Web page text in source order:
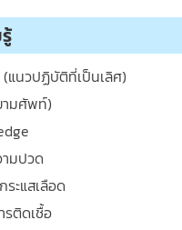
แนวปฏิบัติที่เป็นเลิศ)
ามศัพท์)
ามปวด
ระแสเลือด
รติดเชื้อ